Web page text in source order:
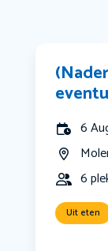
6
6
Uit eten